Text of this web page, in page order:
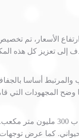
11 أبريل 2023 بخصوص وضعية القطاع الفلاحي
إلى تعزيز كل هذه
أساسا
وضح المجهودات التي
وفي الشق الأخير من الندوة، ناقش السيد رئيس الغرفة الفلاحية لجهة سوس ماسة إشكالية
الحيواني. كما عرض